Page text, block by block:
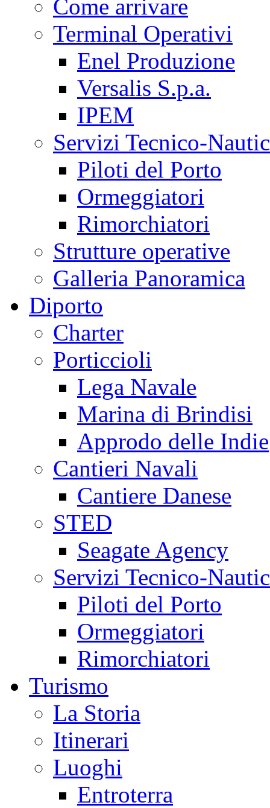
Come arrivare
Terminal Operativi
Enel Produzione
Versalis S.p.a.
IPEM
Servizi Tecnico-
Piloti del Porto
Ormeggiatori
Rimorchiatori
Strutture operative
Galleria Panoramica
Diporto
Charter
Porticcioli
Lega Navale
Marina di Brindisi
Approdo delle Indie
Cantieri Navali
Cantiere Danese
STED
Seagate Agency
Servizi Tecnico-
Piloti del Porto
Ormeggiatori
Rimorchiatori
Turismo
La Storia
Itinerari
Luoghi
Entroterra